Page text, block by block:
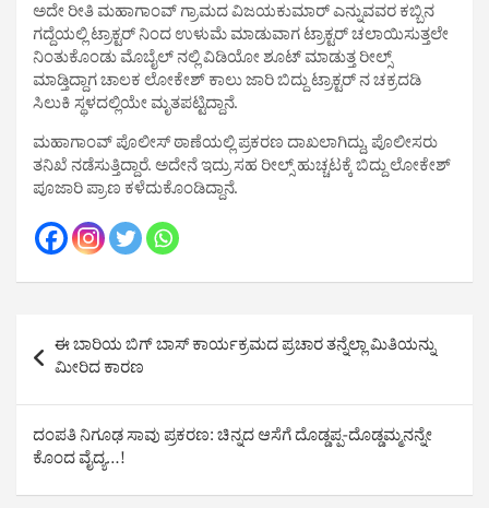
ಅದೇ ರೀತಿ ಮಹಾಗಾಂವ್ ಗ್ರಾಮದ ವಿಜಯಕುಮಾರ್ ಎನ್ನುವವರ ಕಬ್ಬಿನ
ಗದ್ದೆಯಲ್ಲಿ ಟ್ರಾಕ್ಟರ್ ನಿಂದ ಉಳುಮೆ ಮಾಡುವಾಗ ಟ್ರಾಕ್ಟರ್ ಚಲಾಯಿಸುತ್ತಲೇ
ನಿಂತುಕೊಂಡು ಮೊಬೈಲ್ ನಲ್ಲಿ ವಿಡಿಯೋ ಶೂಟ್ ಮಾಡುತ್ತ ರೀಲ್ಸ್
ಮಾಡ್ತಿದ್ದಾಗ ಚಾಲಕ ಲೋಕೇಶ್ ಕಾಲು ಜಾರಿ ಬಿದ್ದು ಟ್ರಾಕ್ಟರ್ ನ ಚಕ್ರದಡಿ
ಸಿಲುಕಿ ಸ್ಥಳದಲ್ಲಿಯೇ ಮೃತಪಟ್ಟಿದ್ದಾನೆ.
ಮಹಾಗಾಂವ್ ಪೊಲೀಸ್ ಠಾಣೆಯಲ್ಲಿ ಪ್ರಕರಣ ದಾಖಲಾಗಿದ್ದು, ಪೊಲೀಸರು
ತನಿಖೆ ನಡೆಸುತ್ತಿದ್ದಾರೆ. ಅದೇನೆ ಇದ್ರು ಸಹ ರೀಲ್ಸ್ ಹುಚ್ಚಟಕ್ಕೆ ಬಿದ್ದು ಲೋಕೇಶ್
ಪೂಜಾರಿ ಪ್ರಾಣ ಕಳೆದುಕೊಂಡಿದ್ದಾನೆ‌.
Post
navigation
ಈ ಬಾರಿಯ ಬಿಗ್ ಬಾಸ್ ಕಾರ್ಯಕ್ರಮದ ಪ್ರಚಾರ ತನ್ನೆಲ್ಲಾ ಮಿತಿಯನ್ನು
ಮೀರಿದ ಕಾರಣ
ದಂಪತಿ ನಿಗೂಢ ಸಾವು ಪ್ರಕರಣ: ಚಿನ್ನದ ಆಸೆಗೆ ದೊಡ್ಡಪ್ಪ-ದೊಡ್ಡಮ್ಮನನ್ನೇ
ಕೊಂದ ವೈದ್ಯ…!